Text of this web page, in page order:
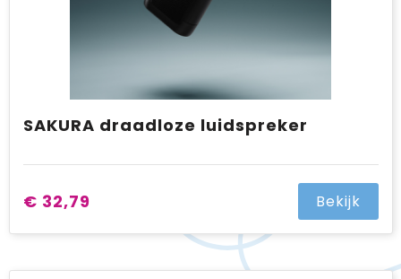
SAKURA draadloze luidspreker
€ 32,79 Bekijk